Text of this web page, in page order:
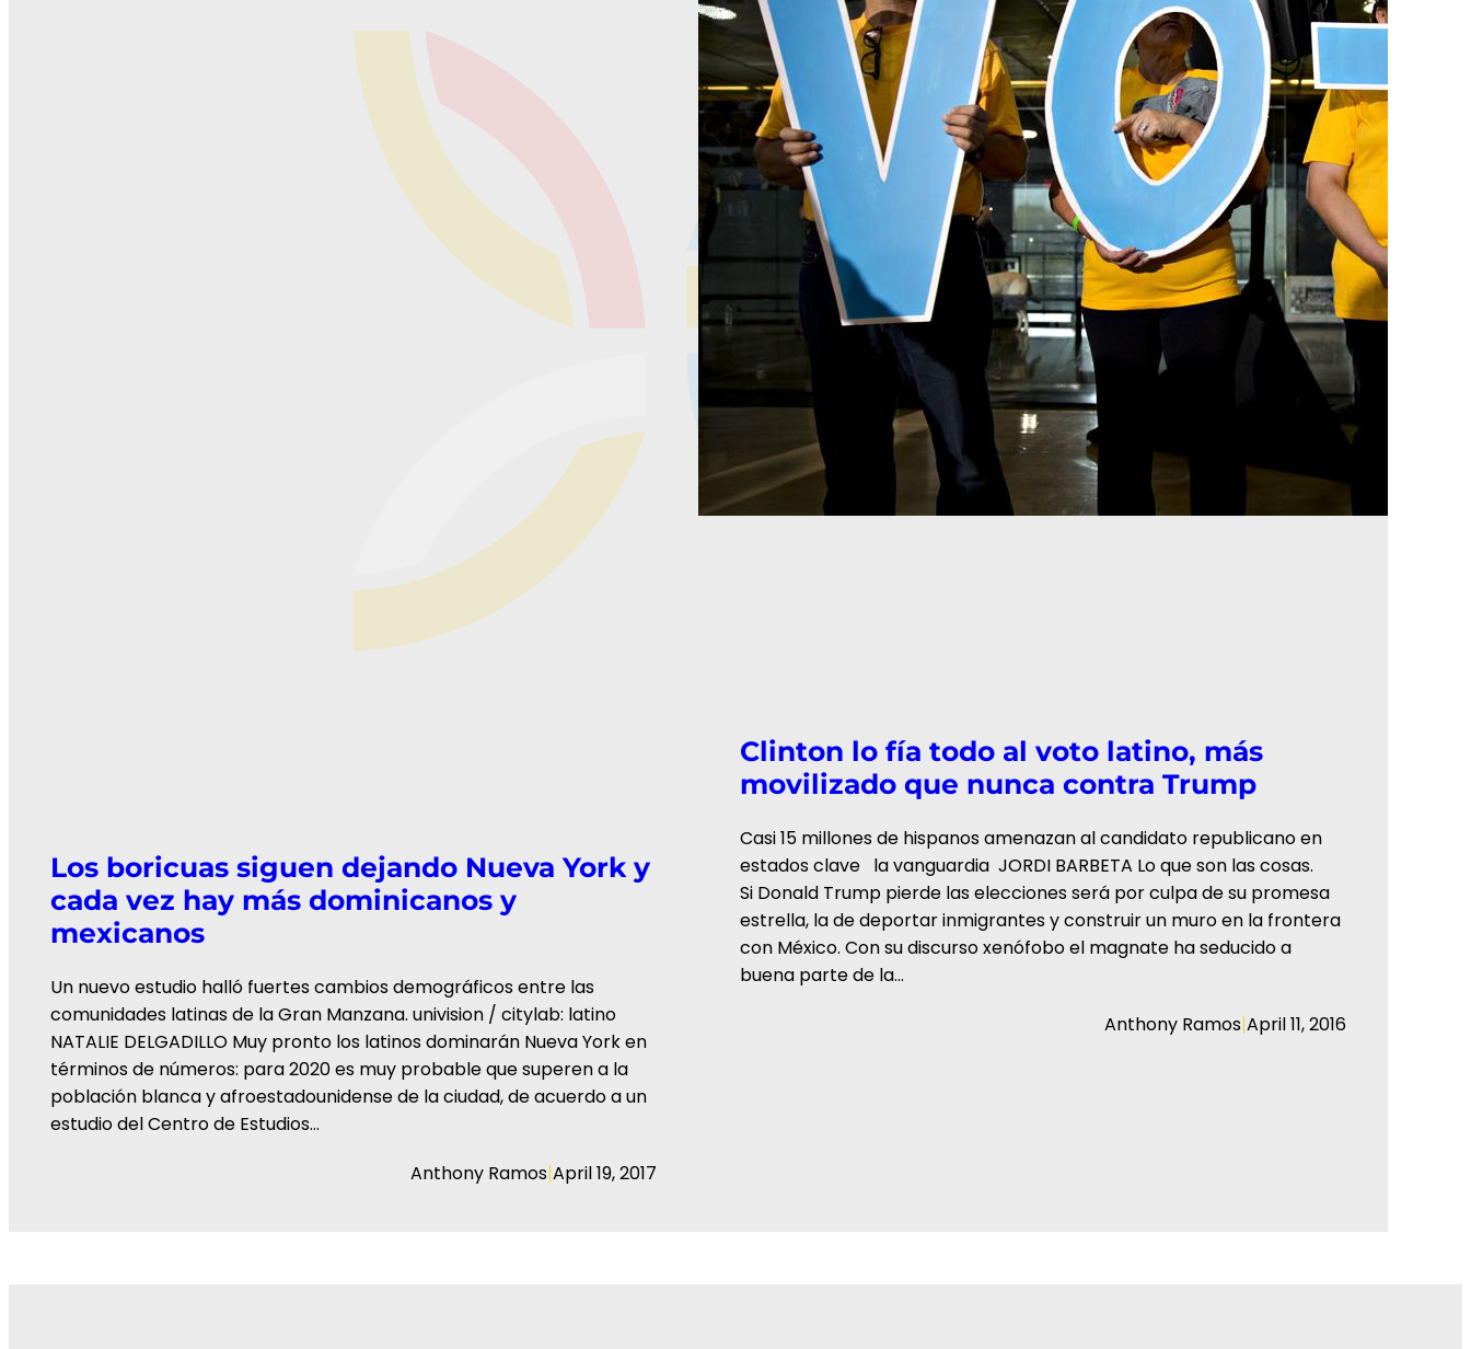
Los boricuas siguen dejando Nueva York y
cada vez hay más dominicanos y
mexicanos
Un nuevo estudio halló fuertes cambios demográficos entre las
comunidades latinas de la Gran Manzana. univision / citylab: latino
NATALIE DELGADILLO Muy pronto los latinos dominarán Nueva York en
términos de números: para 2020 es muy probable que superen a la
población blanca y afroestadounidense de la ciudad, de acuerdo a un
estudio del Centro de Estudios…
Anthony Ramos|April 19, 2017
Clinton lo fía todo al voto latino, más
movilizado que nunca contra Trump
Casi 15 millones de hispanos amenazan al candidato republicano en
estados clave la vanguardia JORDI BARBETA Lo que son las cosas.
Si Donald Trump pierde las elecciones será por culpa de su promesa
estrella, la de deportar inmigrantes y construir un muro en la frontera
con México. Con su discurso xenófobo el magnate ha seducido a
buena parte de la…
Anthony Ramos|April 11, 2016